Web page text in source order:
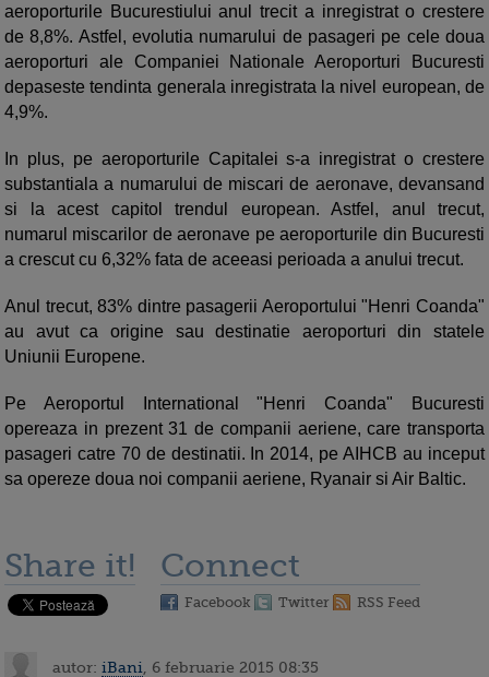
aeroporturile Bucurestiului anul trecit a inregistrat o crestere
de 8,8%. Astfel, evolutia numarului de pasageri pe cele doua
aeroporturi ale Companiei Nationale Aeroporturi Bucuresti
depaseste tendinta generala inregistrata la nivel european, de
4,9%.
In plus, pe aeroporturile Capitalei s-a inregistrat o crestere
substantiala a numarului de miscari de aeronave, devansand
si la acest capitol trendul european. Astfel, anul trecut,
numarul miscarilor de aeronave pe aeroporturile din Bucuresti
a crescut cu 6,32% fata de aceeasi perioada a anului trecut.
Anul trecut, 83% dintre pasagerii Aeroportului "Henri Coanda"
au avut ca origine sau destinatie aeroporturi din statele
Uniunii Europene.
Pe Aeroportul International "Henri Coanda" Bucuresti
opereaza in prezent 31 de companii aeriene, care transporta
pasageri catre 70 de destinatii. In 2014, pe AIHCB au inceput
sa opereze doua noi companii aeriene, Ryanair si Air Baltic.
Share it! Connect
Facebook Twitter RSS Feed
autor: iBani , 6 februarie 2015 08:35